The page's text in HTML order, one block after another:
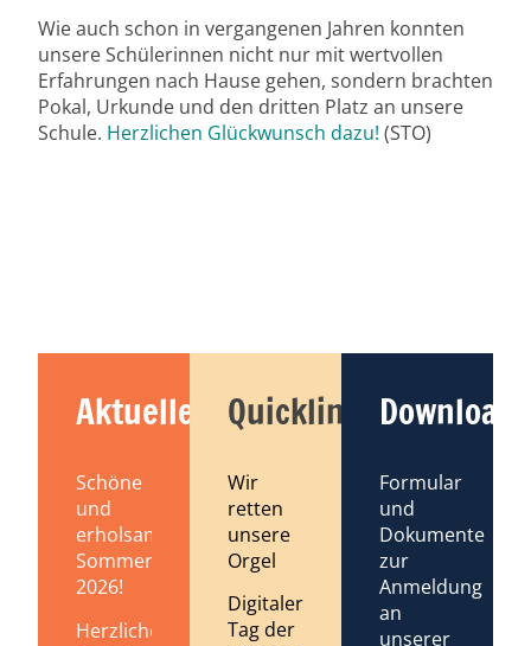
Wie auch schon in vergangenen Jahren konnten
unsere Schülerinnen nicht nur mit wertvollen
Erfahrungen nach Hause gehen, sondern brachten
Pokal, Urkunde und den dritten Platz an unsere
Schule. Herzlichen Glückwunsch dazu! (STO)
Aktuelles
Schöne
und
erholsame
Sommerferien
2026!
Herzliche
Quicklinks
Wir
retten
unsere
Orgel
Digitaler
Tag der
Downloads
Formular
und
Dokumente
zur
Anmeldung
an
unserer